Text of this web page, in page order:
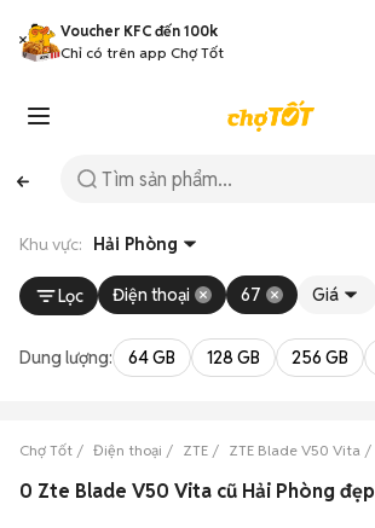
Voucher KFC đến 100k
Chỉ có trên app Chợ Tốt
Khu vực: Hải Phòng
Lọc Điện thoại 67 Giá
Dung lượng: 64 GB 128 GB 256 GB
Chợ Tốt Điện thoại ZTE ZTE Blade V50 Vita
0 Zte Blade V50 Vita cũ Hải Phòng đẹp